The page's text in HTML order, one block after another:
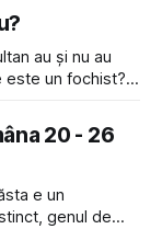
o
au și nu au
Parte a20 - 26
e un
genul de